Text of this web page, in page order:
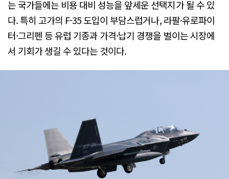
는 국가들에는 비용 대비 성능을 앞세운 선택지가 될 수 있
다. 특히 고가의 F-35 도입이 부담스럽거나, 라팔·유로파이
터·그리펜 등 유럽 기종과 가격·납기 경쟁을 벌이는 시장에
서 기회가 생길 수 있다는 것이다.